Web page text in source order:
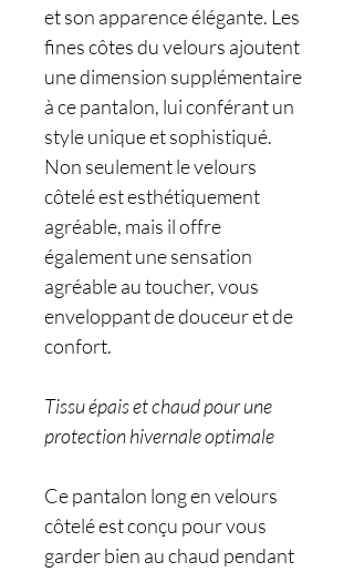
et son apparence élégante. Les
fines côtes du velours ajoutent
une dimension supplémentaire
à ce pantalon, lui conférant un
style unique et sophistiqué.
Non seulement le velours
côtelé est esthétiquement
agréable, mais il offre
également une sensation
agréable au toucher, vous
enveloppant de douceur et de
confort.
Tissu épais et chaud pour une
protection hivernale optimale
Ce pantalon long en velours
côtelé est conçu pour vous
garder bien au chaud pendant